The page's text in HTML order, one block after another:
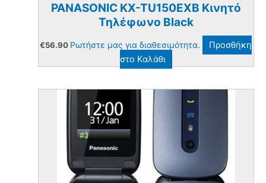
PANASONIC KX-TU150EXB Κινητό
Τηλέφωνο Black
€56.90 Ρωτήστε μας για διαθεσιμότητα.
Προσθήκη
στο Καλάθι